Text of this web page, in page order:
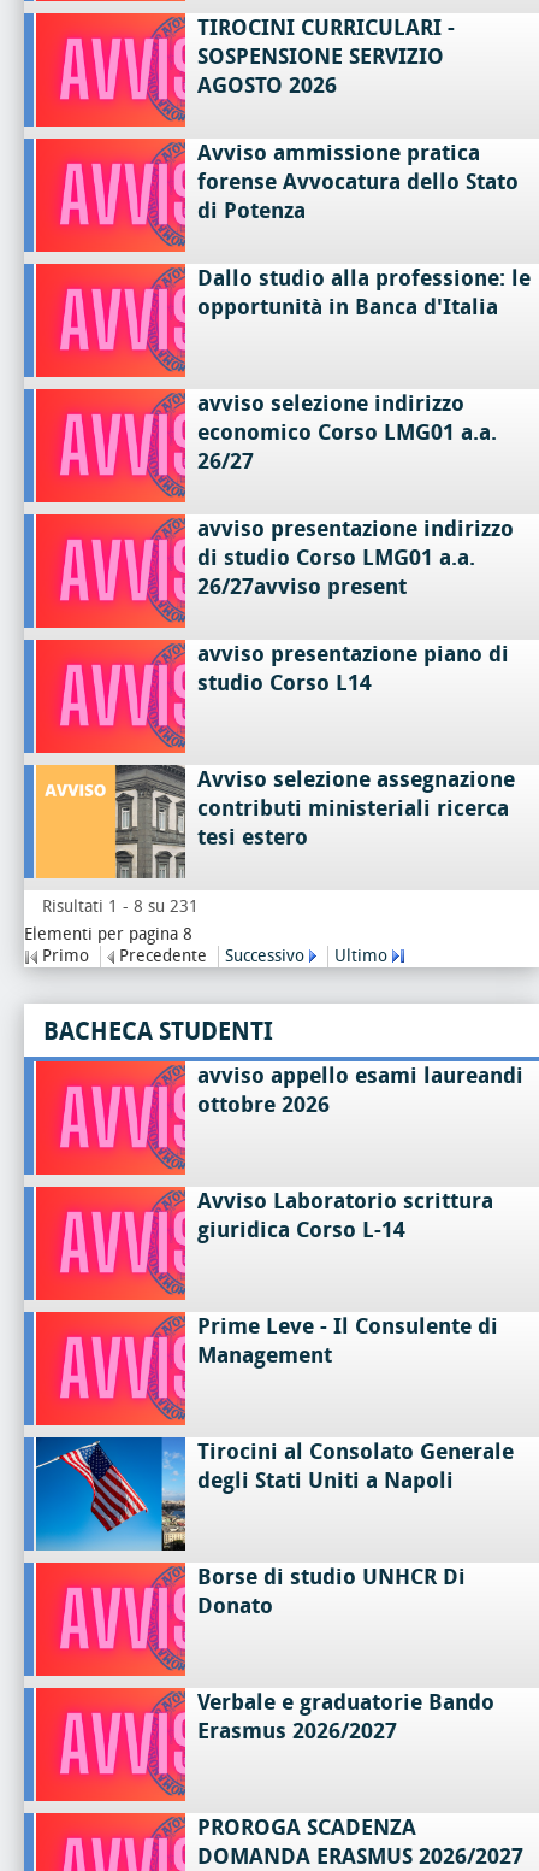
TIROCINI CURRICULARI -
SOSPENSIONE SERVIZIO
AGOSTO 2026
Avviso ammissione pratica
forense Avvocatura dello Stato
di Potenza
Dallo studio alla professione: le
opportunità in Banca d'Italia
avviso selezione indirizzo
economico Corso LMG01 a.a.
26/27
avviso presentazione indirizzo
di studio Corso LMG01 a.a.
26/27avviso present
avviso presentazione piano di
studio Corso L14
Avviso selezione assegnazione
contributi ministeriali ricerca
tesi estero
Risultati 1 - 8 su 231
Elementi per pagina 8
Primo
Precedente Successivo Ultimo
BACHECA STUDENTI
avviso appello esami laureandi
ottobre 2026
Avviso Laboratorio scrittura
giuridica Corso L-14
Prime Leve - Il Consulente di
Management
Tirocini al Consolato Generale
degli Stati Uniti a Napoli
Borse di studio UNHCR Di
Donato
Verbale e graduatorie Bando
Erasmus 2026/2027
PROROGA SCADENZA
DOMANDA ERASMUS 2026/2027